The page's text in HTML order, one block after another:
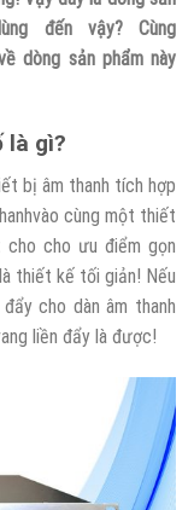
đến vậy? Cùng
dòng sản phẩm này
là gì?
bị âm thanh tích hợp
cùng một thiết
cho ưu điểm gọn
thiết kế tối giản! Nếu
cho dàn âm thanh
liền đẩy là được!